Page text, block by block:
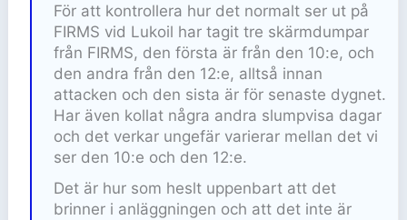
För att kontrollera hur det normalt ser ut på
FIRMS vid Lukoil har tagit tre skärmdumpar
från FIRMS, den första är från den 10:e, och
den andra från den 12:e, alltså innan
attacken och den sista är för senaste dygnet.
Har även kollat några andra slumpvisa dagar
och det verkar ungefär varierar mellan det vi
ser den 10:e och den 12:e.
Det är hur som heslt uppenbart att det
brinner i anläggningen och att det inte är